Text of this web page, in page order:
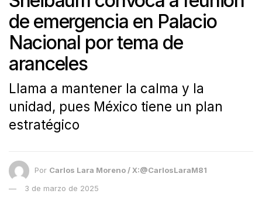
de emergencia en Palacio
Nacional por tema de
aranceles
Llama a mantener la calma y la
unidad, pues México tiene un plan
estratégico
Por Carlos Lara Moreno / X:@CarlosLaraM81
3 de marzo de 2025